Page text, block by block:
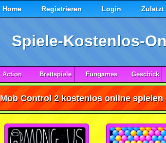
Home Registrieren Login Zuletzt
Spiele-Kostenlos-
Action Brettspiele Fungames Geschick
Mob Control 2 kostenlos online